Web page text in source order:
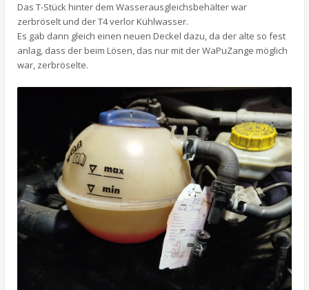
Das T-Stück hinter dem Wasserausgleichsbehälter war
zerbröselt und der T4 verlor Kühlwasser.
Es gab dann gleich einen neuen Deckel dazu, da der alte so fest
anlag, dass der beim Lösen, das nur mit der WaPuZange möglich
war, zerbröselte.